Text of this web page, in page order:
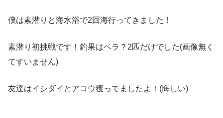
僕は素潜りと海水浴で2回海行ってきました！
素潜り初挑戦です！釣果はベラ？2匹だけでした(画像無く
てすいません)
友達はイシダイとアコウ獲ってましたよ！(悔しい)